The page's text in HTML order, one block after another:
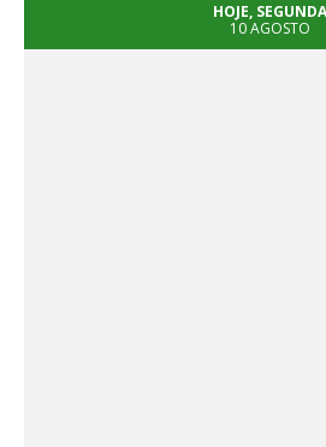
HOJE, SEGUNDA
10 AGOSTO